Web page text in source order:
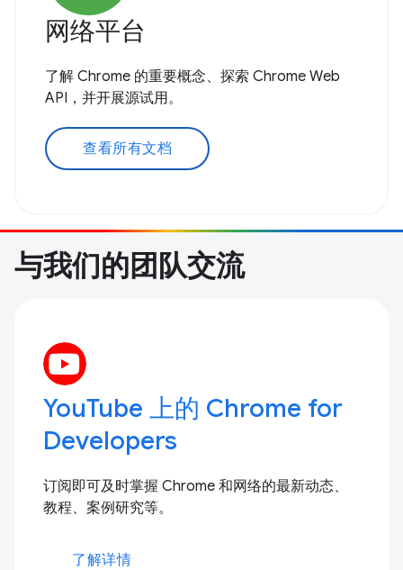
网络平台
了解 Chrome 的重要概念、探索 Chrome Web
API，并开展源试用。
查看所有文档
与我们的团队交流
YouTube 上的 Chrome for
Developers
订阅即可及时掌握 Chrome 和网络的最新动态、
教程、案例研究等。
了解详情